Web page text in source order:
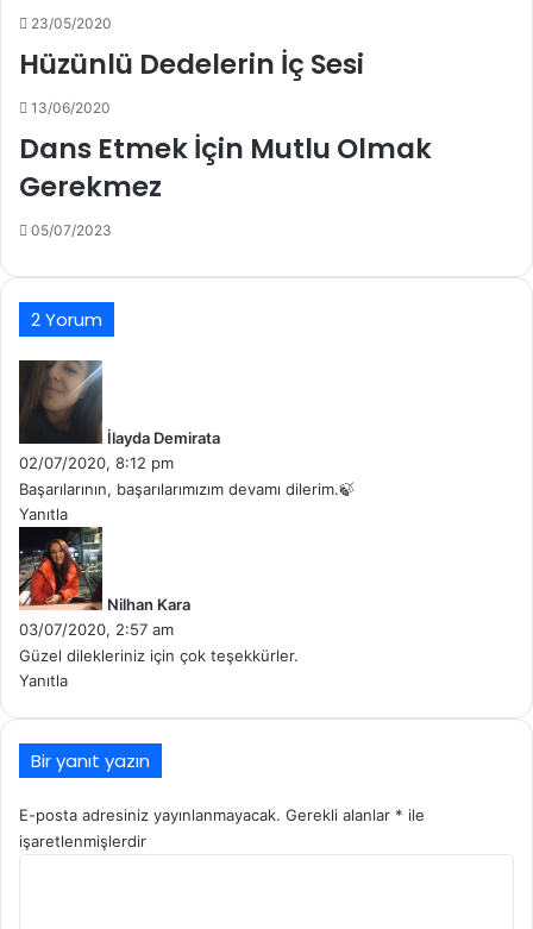
23/05/2020
Hüzünlü Dedelerin İç Sesi
13/06/2020
Dans Etmek İçin Mutlu Olmak
Gerekmez
05/07/2023
2 Yorum
İlayda Demirata
i
02/07/2020, 8:12 pm
Başarılarının, başarılarımızım devamı dilerim.🍃
Yanıtla
Nilhan Kara
i
03/07/2020, 2:57 am
Güzel dilekleriniz için çok teşekkürler.
Yanıtla
Bir yanıt yazın
E-posta adresiniz yayınlanmayacak. Gerekli alanlar * ile
işaretlenmişlerdir